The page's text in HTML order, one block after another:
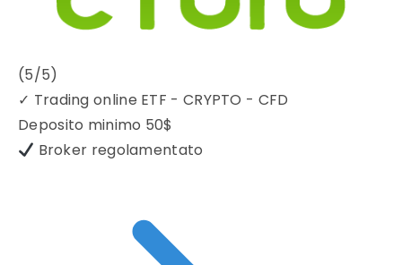
(5/5)
✓ Trading online ETF - CRYPTO - CFD
Deposito minimo 50$
Broker regolamentato